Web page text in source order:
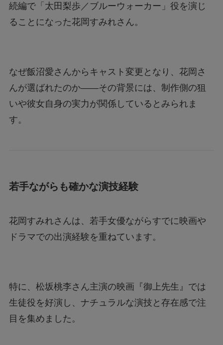
続編で「太田梨歩／ブルーウォーカー」役を演じ
ることになった花岡すみれさん。
なぜ飯沼愛さんからキャスト変更となり、花岡さ
んが選ばれたのか――その背景には、制作側の狙
いや彼女自身の実力が関係しているとみられま
す。
若手ながらも確かな演技経験
花岡すみれさんは、若手女優ながらすでに映画や
ドラマでの出演経験を重ねています。
特に、松坂桃李さん主演の映画『御上先生』では
生徒役を好演し、ナチュラルな演技と存在感で注
目を集めました。